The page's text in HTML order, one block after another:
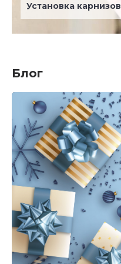
Установка карнизов
Блог